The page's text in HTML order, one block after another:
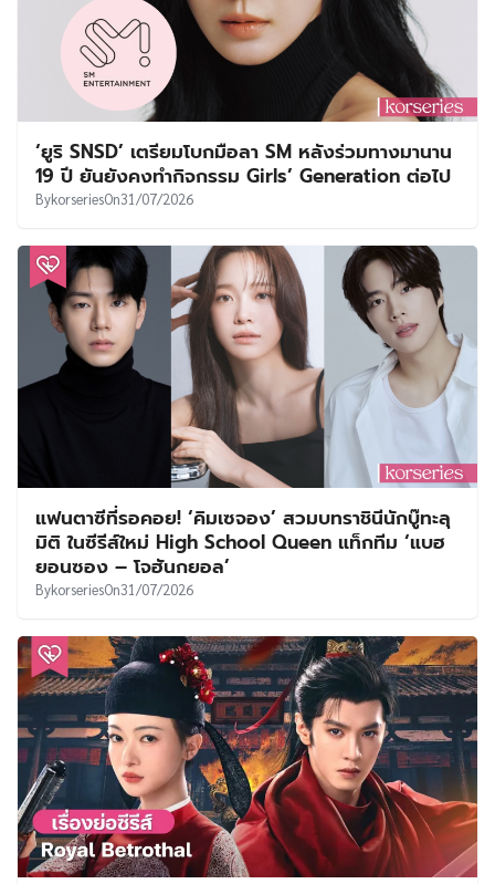
‘ยูริ SNSD’ เตรียมโบกมือลา SM หลังร่วมทางมานาน
19 ปี ยันยังคงทำกิจกรรม Girls’ Generation ต่อไป
BykorseriesOn31/07/2026
แฟนตาซีที่รอคอย! ‘คิมเซจอง’ สวมบทราชินีนักบู๊ทะลุ
มิติ ในซีรีส์ใหม่ High School Queen แท็กทีม ‘แบฮ
ยอนซอง – โจฮันกยอล’
BykorseriesOn31/07/2026